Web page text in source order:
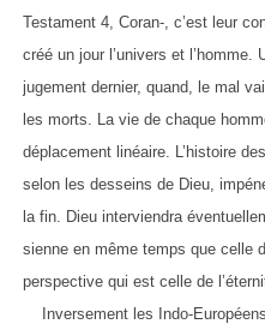
Testament 4, Coran-, c’est leur
créé un jour l’univers et
jugement dernier, quand, le mal
les morts. La vie de chaque
déplacement linéaire. L’histoire
selon les desseins de Dieu,
la fin. Dieu interviendra
sienne en même temps que celle
perspective qui est celle de
Inversement les Indo-